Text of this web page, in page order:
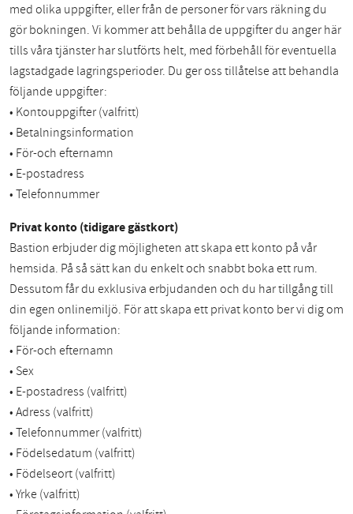
med olika uppgifter, eller från de personer för vars räkning du
gör bokningen. Vi kommer att behålla de uppgifter du anger här
tills våra tjänster har slutförts helt, med förbehåll för eventuella
lagstadgade lagringsperioder. Du ger oss tillåtelse att behandla
följande uppgifter:
• Kontouppgifter (valfritt)
• Betalningsinformation
• För-och efternamn
• E-postadress
• Telefonnummer
Privat konto (tidigare gästkort)
Bastion erbjuder dig möjligheten att skapa ett konto på vår
hemsida. På så sätt kan du enkelt och snabbt boka ett rum.
Dessutom får du exklusiva erbjudanden och du har tillgång till
din egen onlinemiljö. För att skapa ett privat konto ber vi dig om
följande information:
• För-och efternamn
• Sex
• E-postadress (valfritt)
• Adress (valfritt)
• Telefonnummer (valfritt)
• Födelsedatum (valfritt)
• Födelseort (valfritt)
• Yrke (valfritt)